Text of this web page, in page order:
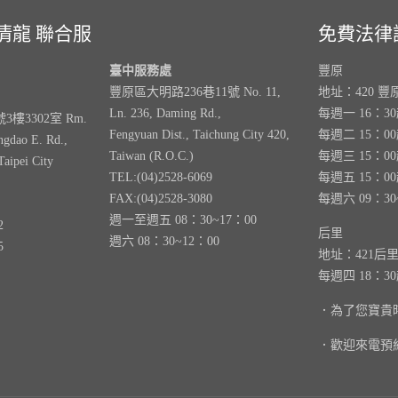
龍 聯合服
樓3302室 Rm.
E. Rd.,
City
臺中服務處
豐原區大明路236巷11號 No. 11,
Ln. 236, Daming Rd.,
Fengyuan Dist., Taichung City 420,
Taiwan (R.O.C.)
TEL:(04)2528-6069
FAX:(04)2528-3080
週一至週五 08：30~17：00
週六 08：30~12：00
免費法
豐原
地址：420 豐
每週一 16：
每週二 15：
每週三 15：
每週五 15：
每週六 09：
后里
地址：421后
每週四 18：
．為了您寶
．歡迎來電預